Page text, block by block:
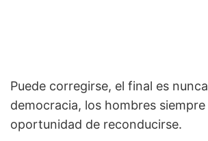
Puede corregirse, el final es
democracia, los hombres
oportunidad de reconducirse.